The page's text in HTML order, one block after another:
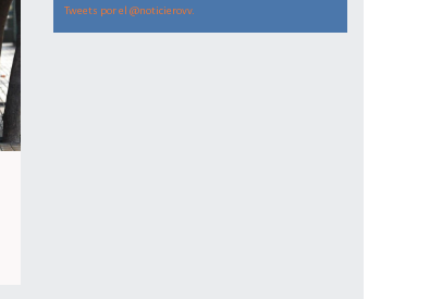
Tweets por el @noticierovv.